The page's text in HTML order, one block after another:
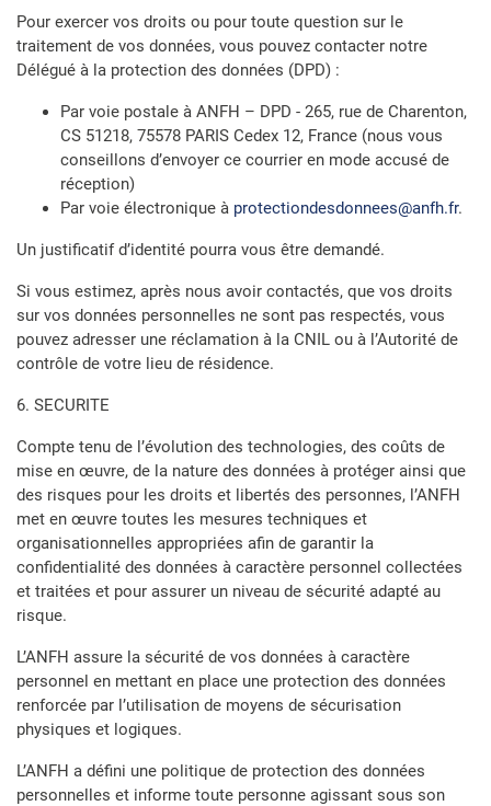
Pour exercer vos droits ou pour toute question sur le
traitement de vos données, vous pouvez contacter notre
Délégué à la protection des données (DPD) :
Par voie postale à ANFH – DPD - 265, rue de Charenton,
CS 51218, 75578 PARIS Cedex 12, France (nous vous
conseillons d’envoyer ce courrier en mode accusé de
réception)
Par voie électronique à protectiondesdonnees@anfh.fr.
Un justificatif d’identité pourra vous être demandé.
Si vous estimez, après nous avoir contactés, que vos droits
sur vos données personnelles ne sont pas respectés, vous
pouvez adresser une réclamation à la CNIL ou à l’Autorité de
contrôle de votre lieu de résidence.
6. SECURITE
Compte tenu de l’évolution des technologies, des coûts de
mise en œuvre, de la nature des données à protéger ainsi que
des risques pour les droits et libertés des personnes, l’ANFH
met en œuvre toutes les mesures techniques et
organisationnelles appropriées afin de garantir la
confidentialité des données à caractère personnel collectées
et traitées et pour assurer un niveau de sécurité adapté au
risque.
L’ANFH assure la sécurité de vos données à caractère
personnel en mettant en place une protection des données
renforcée par l’utilisation de moyens de sécurisation
physiques et logiques.
L’ANFH a défini une politique de protection des données
personnelles et informe toute personne agissant sous son